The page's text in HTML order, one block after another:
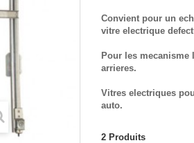
Convient pour un
vitre electrique
Pour les mecanisme
arrieres.
Vitres electriques
auto.
2 Produits